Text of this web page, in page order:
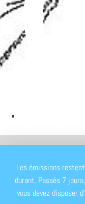
Les émissions
durant. Passés 7
vous devez disposer